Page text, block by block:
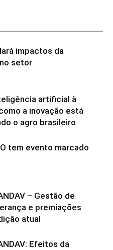
impactos da
setor
artificial à
a inovação está
o agro brasileiro
tem evento marcado
– Gestão de
e premiações
atual
Efeitos da